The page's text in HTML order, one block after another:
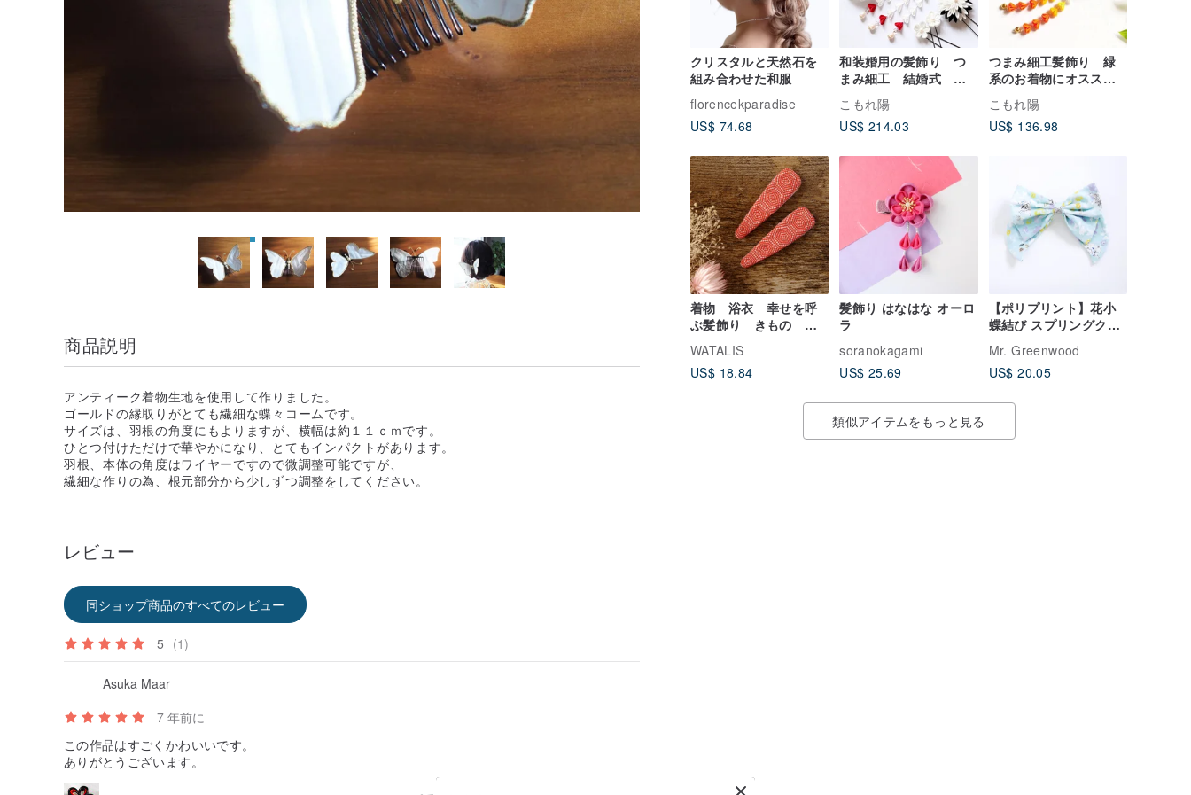
クリスタルと天然石を
組み合わせた和服
florencekparadise
US$ 74.68
和装婚用の髪飾り つ
まみ細工 結婚式 ブ
ライダル
こもれ陽
US$ 214.03
つまみ細工髪飾り 緑
系のお着物にオスス
メ かんざし 和装
こもれ陽
US$ 136.98
着物 浴衣 幸せを呼
ぶ髪飾り きもの ヘ
アピン プレミアム
亀甲文 絹
WATALIS
US$ 18.84
髪飾り はなはな オーロ
ラ
soranokagami
US$ 25.69
【ポリプリント】花小
蝶結び スプリングクリ
ップ ヘアアクセサリー
北海道ヘグーカラー
Mr. Greenwood
US$ 20.05
類似アイテムをもっと見る
商品説明
アンティーク着物生地を使用して作りました。
ゴールドの縁取りがとても繊細な蝶々コームです。
サイズは、羽根の角度にもよりますが、横幅は約１１ｃｍです。
ひとつ付けただけで華やかになり、とてもインパクトがあります。
羽根、本体の角度はワイヤーですので微調整可能ですが、
繊細な作りの為、根元部分から少しずつ調整をしてください。
レビュー
同ショップ商品のすべてのレビュー
5 (1)
Asuka Maar
7 年前に
この作品はすごくかわいいです。
ありがとうございます。